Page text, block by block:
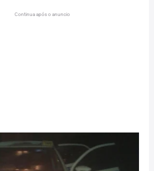
Continua após o anuncio